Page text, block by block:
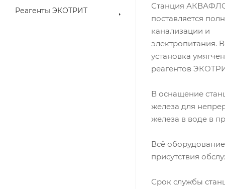
Реагенты ЭКОТРИТ
Станция
поставляется
канализации и
электропитания.
установка
реагентов
В оснащение
железа для
железа в воде в
Всё
присутствия
Срок службы